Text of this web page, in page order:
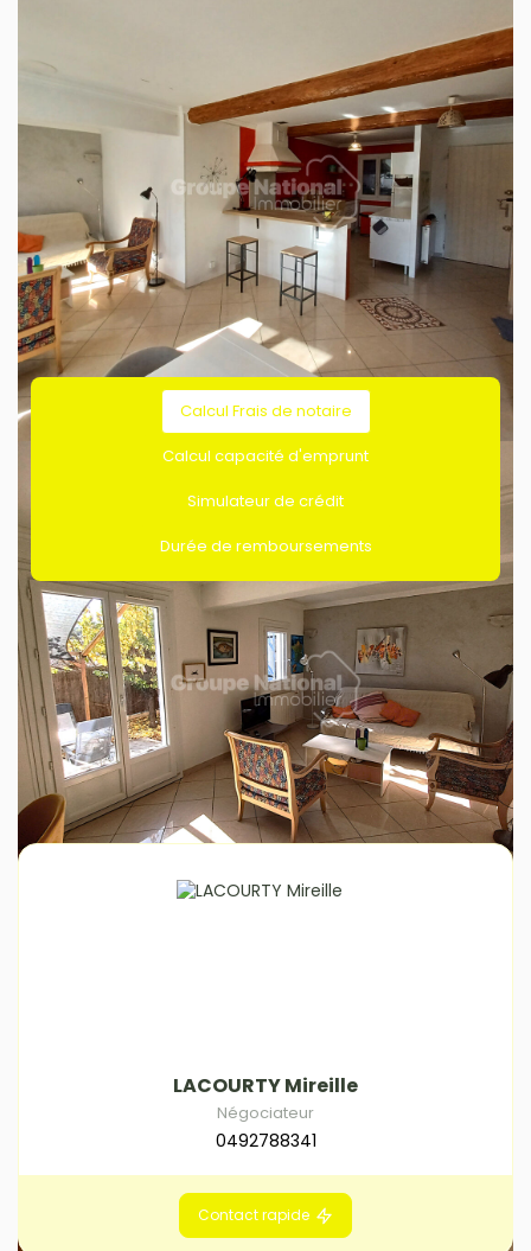
RÉSULTATS DES LYCÉES
94 %
ECOLES ET CRÈCHES
3,1 étab/km²
RESTAURANTS ET CAFÉS
0,1 tous les 100m
COMMERCES
1,4 tous les 100m
MÉDECINS
560 hab/médecin
Calcul Frais de notaire
Calcul capacité d'emprunt
Simulateur de crédit
Durée de remboursements
LACOURTY Mireille
Négociateur
0492788341
Contact rapide